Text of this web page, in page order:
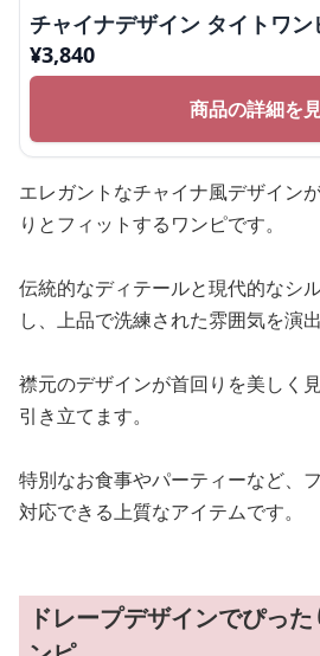
チャイナデザイン タイトワン
¥3,840
商品の詳細を
エレガントなチャイナ風デザイン
りとフィットするワンピです。
伝統的なディテールと現代的なシ
し、上品で洗練された雰囲気を演出
襟元のデザインが首回りを美しく
引き立てます。
特別なお食事やパーティーなど、
対応できる上質なアイテムです。
ドレープデザインでぴっ